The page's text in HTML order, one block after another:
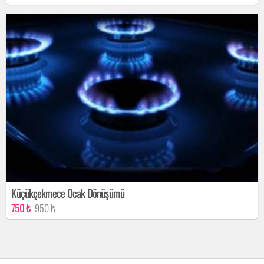
Küçükçekmece Ocak Dönüşümü
750 ₺ 950 ₺